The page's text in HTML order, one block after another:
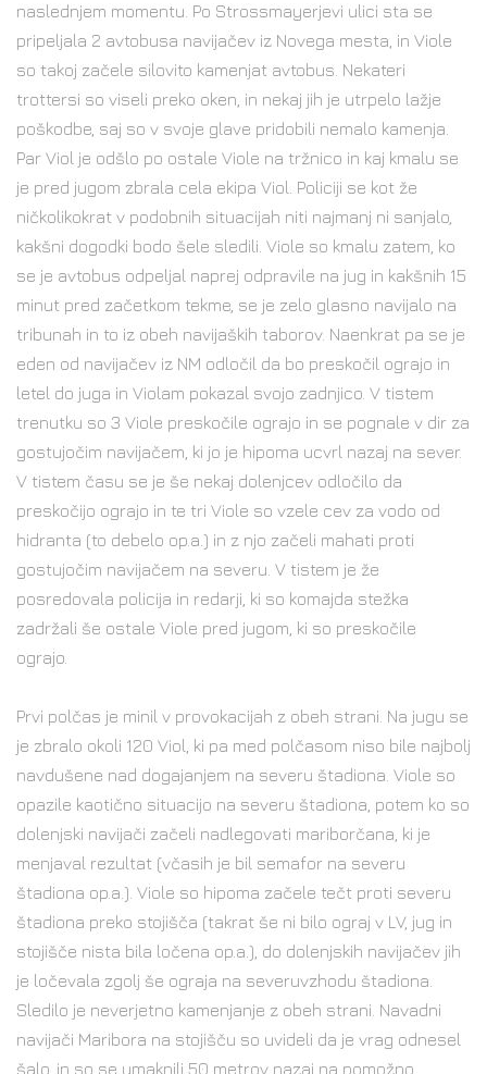
naslednjem momentu. Po Strossmayerjevi ulici sta se
pripeljala 2 avtobusa navijačev iz Novega mesta, in Viole
so takoj začele silovito kamenjat avtobus. Nekateri
trottersi so viseli preko oken, in nekaj jih je utrpelo lažje
poškodbe, saj so v svoje glave pridobili nemalo kamenja.
Par Viol je odšlo po ostale Viole na tržnico in kaj kmalu se
je pred jugom zbrala cela ekipa Viol. Policiji se kot že
ničkolikokrat v podobnih situacijah niti najmanj ni sanjalo,
kakšni dogodki bodo šele sledili. Viole so kmalu zatem, ko
se je avtobus odpeljal naprej odpravile na jug in kakšnih 15
minut pred začetkom tekme, se je zelo glasno navijalo na
tribunah in to iz obeh navijaških taborov. Naenkrat pa se je
eden od navijačev iz NM odločil da bo preskočil ograjo in
letel do juga in Violam pokazal svojo zadnjico. V tistem
trenutku so 3 Viole preskočile ograjo in se pognale v dir za
gostujočim navijačem, ki jo je hipoma ucvrl nazaj na sever.
V tistem času se je še nekaj dolenjcev odločilo da
preskočijo ograjo in te tri Viole so vzele cev za vodo od
hidranta (to debelo op.a.) in z njo začeli mahati proti
gostujočim navijačem na severu. V tistem je že
posredovala policija in redarji, ki so komajda stežka
zadržali še ostale Viole pred jugom, ki so preskočile
ograjo.
Prvi polčas je minil v provokacijah z obeh strani. Na jugu se
je zbralo okoli 120 Viol, ki pa med polčasom niso bile najbolj
navdušene nad dogajanjem na severu štadiona. Viole so
opazile kaotično situacijo na severu štadiona, potem ko so
dolenjski navijači začeli nadlegovati mariborčana, ki je
menjaval rezultat (včasih je bil semafor na severu
štadiona op.a.). Viole so hipoma začele tečt proti severu
štadiona preko stojišča (takrat še ni bilo ograj v LV, jug in
stojišče nista bila ločena op.a.), do dolenjskih navijačev jih
je ločevala zgolj še ograja na severuvzhodu štadiona.
Sledilo je neverjetno kamenjanje z obeh strani. Navadni
navijači Maribora na stojišču so uvideli da je vrag odnesel
šalo, in so se umaknili 50 metrov nazaj na pomožno